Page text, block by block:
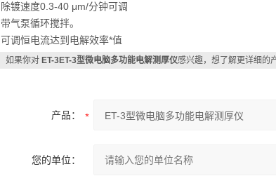
除镀速度0.3-40 μm/分钟可调
带气泵循环搅拌。
可调恒电流达到电解效率*值
如果你对 ET-3ET-3型微电脑多功能电解测厚仪感兴趣，想了解更详细的
产品：
您的单位：